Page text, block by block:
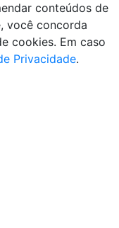
conteúdos de
você concorda
cookies. Em caso
Privacidade.